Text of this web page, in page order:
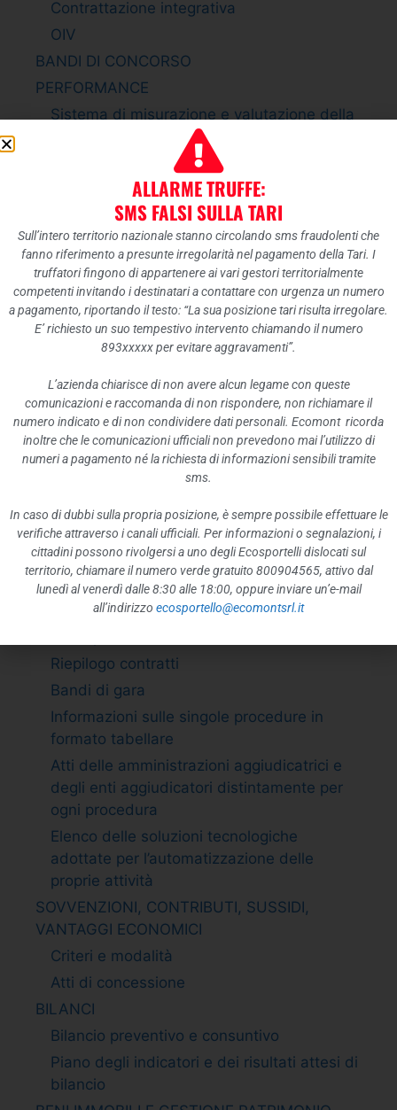
Contrattazione integrativa
OIV
BANDI DI CONCORSO
PERFORMANCE
Sistema di misurazione e valutazione della
Piano della Performance
Relazione sulla Performance
Ammontare complessivo dei premi
Dati relativi ai premi
ENTI CONTROLLATI
Enti pubblici vigilati
Società partecipate
Enti di diritto privato controllati
Rappresentazione grafica
ATTIVITÀ E PROCEDIMENTI
Tipologie di procedimento
Dichiarazioni sostitutive e acquisizione
Provvedimenti organi indirizzo politico
Provvedimenti dirigenti amministrativi
CONTROLLI SULLE IMPRESE
BANDI DI GARA E CONTRATTI
Riepilogo contratti
Bandi di gara
Informazioni sulle singole procedure in
formato tabellare
Atti delle amministrazioni aggiudicatrici e
degli enti aggiudicatori distintamente per
ogni procedura
Elenco delle soluzioni tecnologiche
adottate per l’automatizzazione delle
proprie attività
SOVVENZIONI, CONTRIBUTI, SUSSIDI,
VANTAGGI ECONOMICI
Criteri e modalità
Atti di concessione
BILANCI
Bilancio preventivo e consuntivo
Piano degli indicatori e dei risultati attesi di
bilancio
ALLARME TRUFFE:
SMS FALSI SULLA TARI
Sull’intero territorio nazionale stanno circolando sms fraudolenti che
fanno riferimento a presunte irregolarità nel pagamento della Tari. I
truffatori fingono di appartenere ai vari gestori territorialmente
competenti invitando i destinatari a contattare con urgenza un numero
a pagamento, riportando il testo: “La sua posizione tari risulta irregolare.
E’ richiesto un suo tempestivo intervento chiamando il numero
893xxxxx per evitare aggravamenti”.
L’azienda chiarisce di non avere alcun legame con queste
comunicazioni e raccomanda di non rispondere, non richiamare il
numero indicato e di non condividere dati personali. Ecomont ricorda
inoltre che le comunicazioni ufficiali non prevedono mai l’utilizzo di
numeri a pagamento né la richiesta di informazioni sensibili tramite
sms.
In caso di dubbi sulla propria posizione, è sempre possibile effettuare le
verifiche attraverso i canali ufficiali. Per informazioni o segnalazioni, i
cittadini possono rivolgersi a uno degli Ecosportelli dislocati sul
territorio, chiamare il numero verde gratuito 800904565, attivo dal
lunedì al venerdì dalle 8:30 alle 18:00, oppure inviare un’e-mail
all’indirizzo ecosportello@ecomontsrl.it